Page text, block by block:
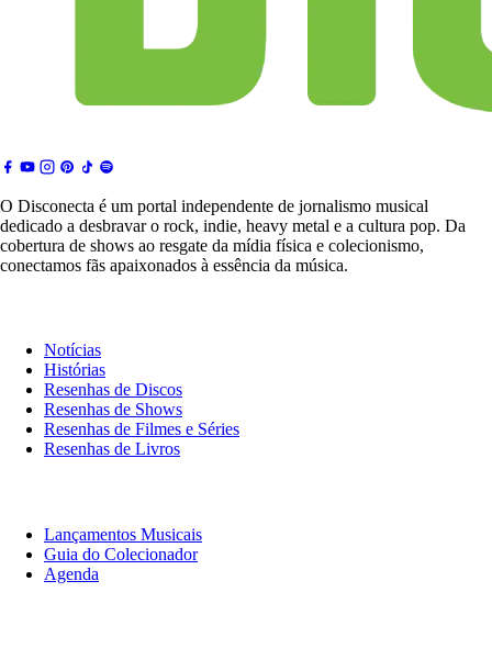
O Disconecta é um portal independente de jornalismo musical
dedicado a desbravar o rock, indie, heavy metal e a cultura pop. Da
cobertura de shows ao resgate da mídia física e colecionismo,
conectamos fãs apaixonados à essência da música.
Notícias
Histórias
Resenhas de Discos
Resenhas de Shows
Resenhas de Filmes e Séries
Resenhas de Livros
Lançamentos Musicais
Guia do Colecionador
Agenda